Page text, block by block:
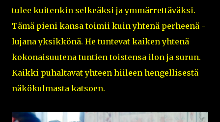
tulee kuitenkin selkeäksi ja ymmärrettäväksi.
Tämä pieni kansa toimii kuin yhtenä perheenä -
lujana yksikkönä. He tuntevat kaiken yhtenä
kokonaisuutena tuntien toistensa ilon ja surun.
Kaikki puhaltavat yhteen hiileen hengellisestä
näkökulmasta katsoen.